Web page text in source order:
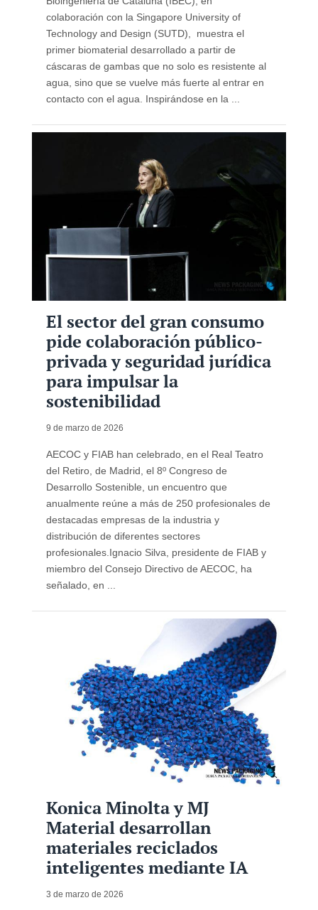
colaboración con la Singapore University of
Technology and Design (SUTD), muestra el
primer biomaterial desarrollado a partir de
cáscaras de gambas que no solo es resistente al
agua, sino que se vuelve más fuerte al entrar en
contacto con el agua. Inspirándose en la ...
El sector del gran consumo
pide colaboración público-
privada y seguridad jurídica
para impulsar la
sostenibilidad
9 de marzo de 2026
AECOC y FIAB han celebrado, en el Real Teatro
del Retiro, de Madrid, el 8º Congreso de
Desarrollo Sostenible, un encuentro que
anualmente reúne a más de 250 profesionales de
destacadas empresas de la industria y
distribución de diferentes sectores
profesionales.Ignacio Silva, presidente de FIAB y
miembro del Consejo Directivo de AECOC, ha
señalado, en ...
Konica Minolta y MJ
Material desarrollan
materiales reciclados
inteligentes mediante IA
3 de marzo de 2026